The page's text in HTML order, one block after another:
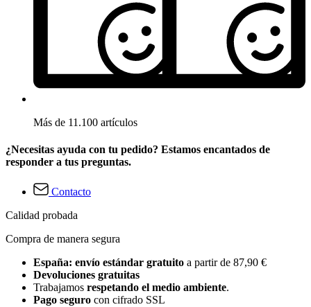
Más de 11.100 artículos
¿Necesitas ayuda con tu pedido? Estamos encantados de
responder a tus preguntas.
Contacto
Calidad probada
Compra de manera segura
España: envío estándar gratuito a partir de 87,90 €
Devoluciones gratuitas
Trabajamos respetando el medio ambiente.
Pago seguro con cifrado SSL